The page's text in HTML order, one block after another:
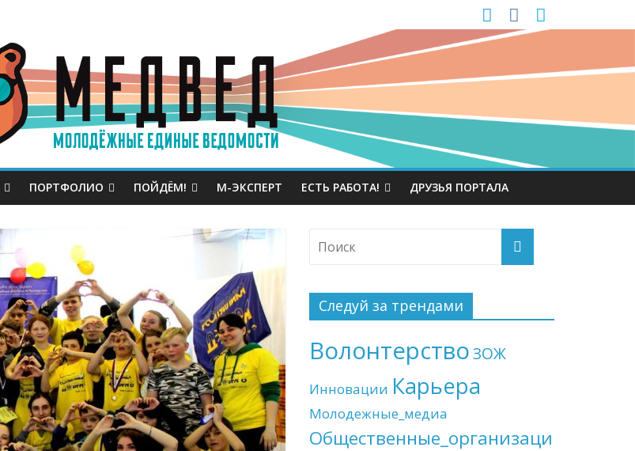
ПОРТФОЛИО ПОЙДЁМ! М-ЭКСПЕРТ ЕСТЬ РАБОТА! ДРУЗЬЯ ПОРТАЛА
Следуй за трендами
ВолонтерствоЗОЖ
Инновации Карьера
Молодежные_медиа
Общественные_организаци